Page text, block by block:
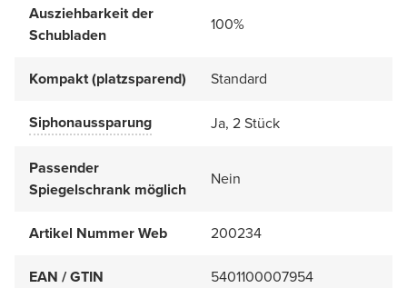
Ausziehbarkeit der
Schubladen
100%
Kompakt (platzsparend) Standard
Siphonaussparung Ja, 2 Stück
Passender
Spiegelschrank möglich
Nein
Artikel Nummer Web 200234
EAN / GTIN 5401100007954